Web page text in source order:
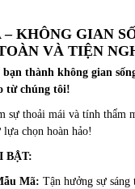
– KHÔNG GIAN
VÀ TIỆN
bạn thành không gian
từ chúng tôi!
sự thoải mái và tính thẩm
chọn hoàn hảo!
BẬT:
Mã: Tận hưởng sự